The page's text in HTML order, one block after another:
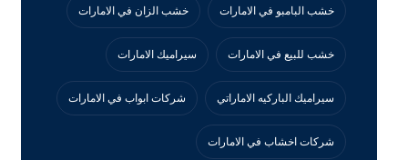
خشب البامبو في الامارات خشب الزان في الامارات
خشب للبيع في الامارات سيراميك الامارات
سيراميك الباركيه الاماراتي شركات ابواب في الامارات
شركات اخشاب في الامارات